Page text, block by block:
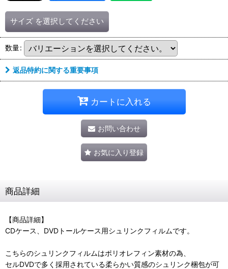
サイズ を選択してください
数量:
返品特約に関する重要事項
カートに入れる
お問い合わせ
お気に入り登録
商品詳細
【商品詳細】
CDケース、DVDトールケース用シュリンクフィルムです。
こちらのシュリンクフィルムはポリオレフィン素材の為、
セルDVDで多く採用されている柔らかい質感のシュリンク梱包が可